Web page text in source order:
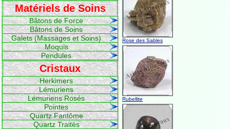
Matériels de Soins
Bâtons de Force
Bâtons de Soins
Galets (Massages et Soins)
Moquis
Pendules
Cristaux
Herkimers
Lémuriens
Lémuriens Rosés
Pointes
Quartz Fantôme
Quartz Traités
Rose des Sables
Rubellite